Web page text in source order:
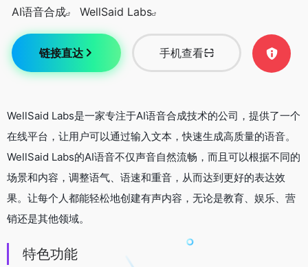
AI语音合成
WellSaid Labs
链接直达 手机查看
WellSaid Labs是一家专注于AI语音合成技术的公司，提供了一个
在线平台，让用户可以通过输入文本，快速生成高质量的语音。
WellSaid Labs的AI语音不仅声音自然流畅，而且可以根据不同的
场景和内容，调整语气、语速和重音，从而达到更好的表达效
果。让每个人都能轻松地创建有声内容，无论是教育、娱乐、营
销还是其他领域。
特色功能